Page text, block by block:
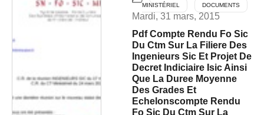
MINISTÉRIEL
DOCUMENTS
Mardi, 31 mars, 2015
Pdf Compte Rendu Fo Sic
Du Ctm Sur La Filiere Des
Ingenieurs Sic Et Projet De
Decret Indiciaire Isic Ainsi
Que La Duree Moyenne
Des Grades Et
Echelonscompte Rendu
Fo Sic Du Ctm Sur La